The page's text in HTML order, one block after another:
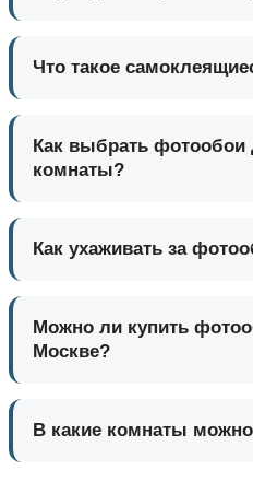
Что такое
Как выбрать фотообои
комнаты?
Как ухаживать за
Можно ли купить
Москве?
В какие комнаты